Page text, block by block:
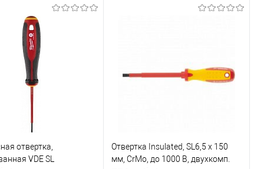
В корзину
отвертка,
VDE SL
Отвертка Insulated, SL6,5 x 150
мм, CrMo, до 1000 В, двухкомп.